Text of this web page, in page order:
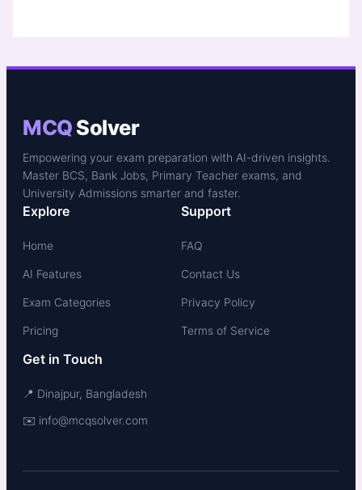
MCQSolver
Empowering your exam preparation with AI-driven insights.
Master BCS, Bank Jobs, Primary Teacher exams, and
University Admissions smarter and faster.
Explore
Home
AI Features
Exam Categories
Pricing
Support
FAQ
Contact Us
Privacy Policy
Terms of Service
Get in Touch
📍 Dinajpur, Bangladesh
✉️ info@mcqsolver.com